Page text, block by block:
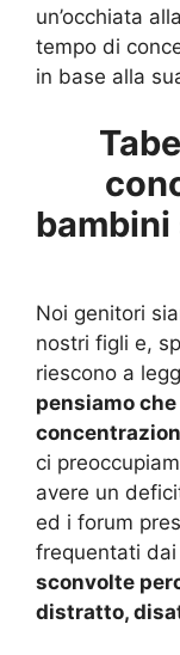
un’occhiata
tempo di
in base alla
bambini
Noi genitori
nostri figli e,
riescono a
pensiamo
ci
avere un
ed i forum
frequentati
sconvolte
distratto,